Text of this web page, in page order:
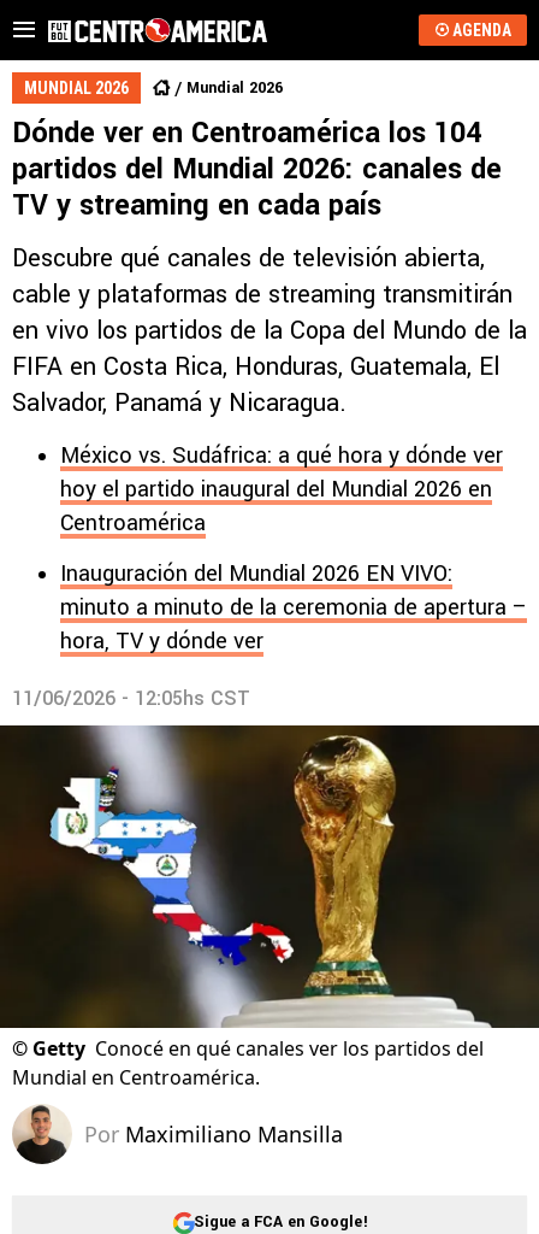
AGENDA
MUNDIAL 2026 Mundial 2026
Dónde ver en Centroamérica los 104
partidos del Mundial 2026: canales de
TV y streaming en cada país
Descubre qué canales de televisión abierta,
cable y plataformas de streaming transmitirán
en vivo los partidos de la Copa del Mundo de la
FIFA en Costa Rica, Honduras, Guatemala, El
Salvador, Panamá y Nicaragua.
México vs. Sudáfrica: a qué hora y dónde ver
hoy el partido inaugural del Mundial 2026 en
Centroamérica
Inauguración del Mundial 2026 EN VIVO:
minuto a minuto de la ceremonia de apertura –
hora, TV y dónde ver
11/06/2026 - 12:05hs CST
© Getty Conocé en qué canales ver los partidos del
Mundial en Centroamérica.
Por Maximiliano Mansilla
Sigue a FCA en Google!